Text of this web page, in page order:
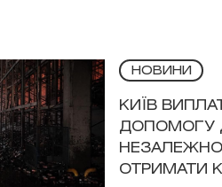
НОВИНИ
КИЇВ
ДОПОМОГУ
ОТРИМАТИ